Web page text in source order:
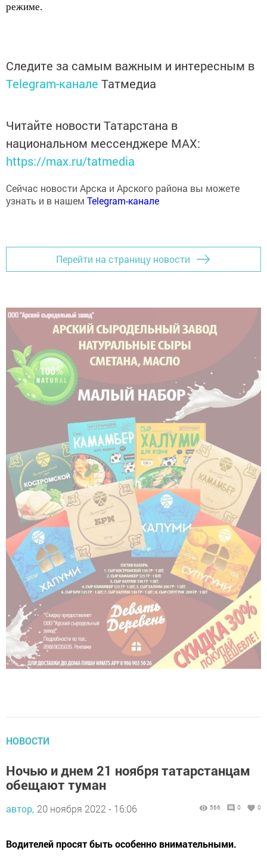
режиме.
Следите за самым важным и интересным в
Telegram-канале Татмедиа
Читайте новости Татарстана в
национальном мессенджере MАХ:
https://max.ru/tatmedia
Сейчас новости Арска и Арского района вы можете
узнать и в нашем Telegram-канале
Перейти на страницу новости
НОВОСТИ
Ночью и днем 21 ноября татарстанцам
обещают туман
автор, 20 ноября 2022 - 16:06 566 0 0
Водителей просят быть особенно внимательными.